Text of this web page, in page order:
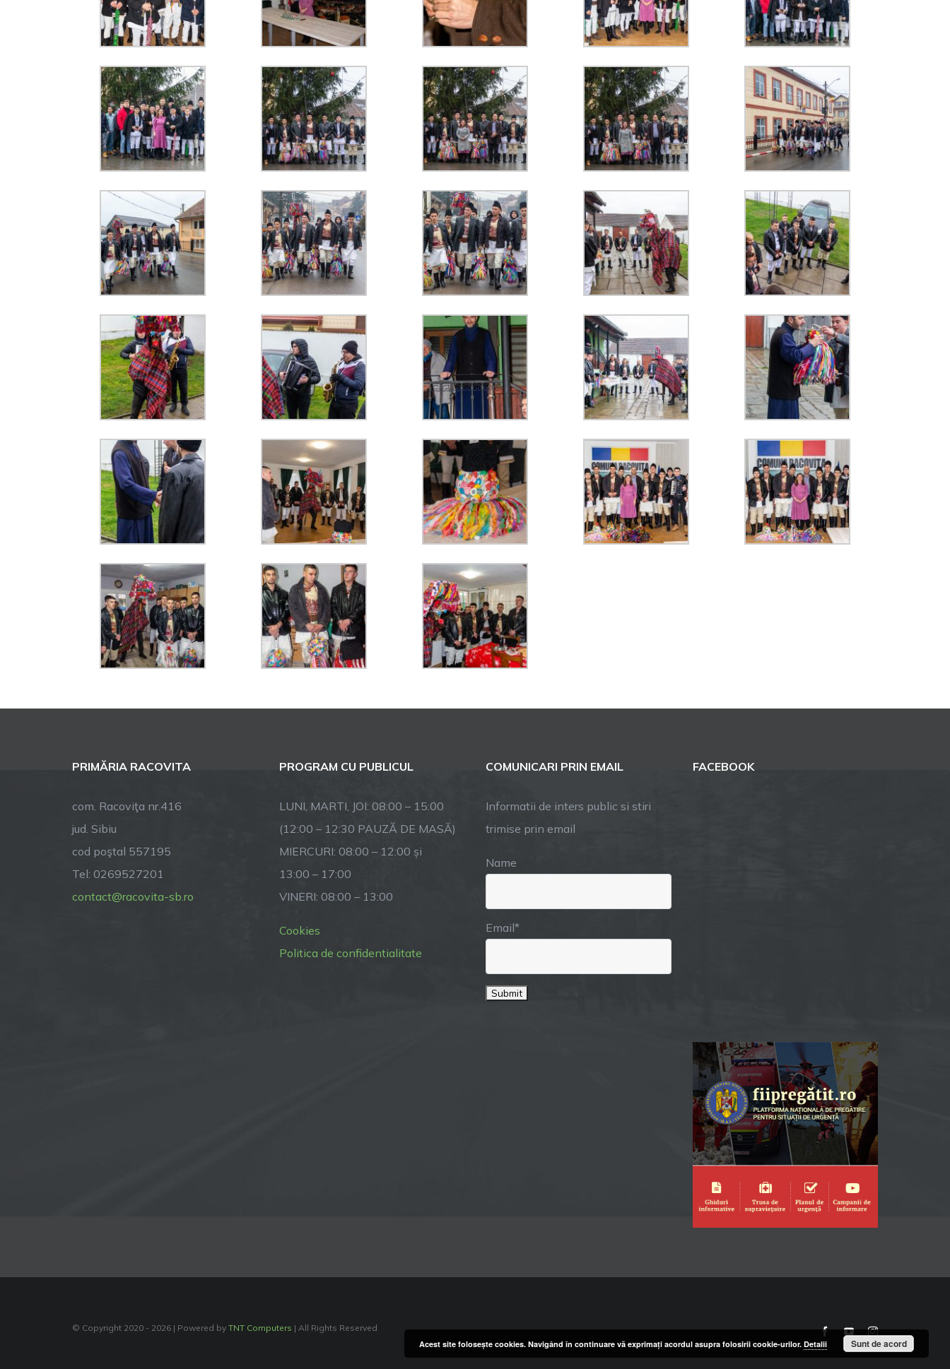
PRIMĂRIA RACOVITA
com. Racoviţa nr.416
jud. Sibiu
cod poştal 557195
Tel: 0269527201
contact@racovita-sb.ro
PROGRAM CU PUBLICUL
LUNI, MARTI, JOI: 08:00 – 15:00
(12:00 – 12:30 PAUZĂ DE MASĂ)
MIERCURI: 08:00 – 12:00 și
13:00 – 17:00
VINERI: 08:00 – 13:00
Cookies
Politica de confidentialitate
COMUNICARI PRIN EMAIL
Informatii de inters public si stiri
trimise prin email
Name
Email*
FACEBOOK
© Copyright 2020 - 2026 | Powered by TNT Computers | All Rights Reserved FacebookYouTubeInstagram
Acest site foloseşte cookies. Navigând în continuare vă exprimaţi acordul asupra folosirii cookie-urilor. Detalii Sunt de acord